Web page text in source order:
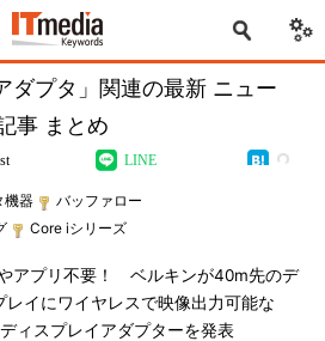
ダプタ」関連の最新 ニュー
事 まとめ
LINE
機器
バッファロー
Core iシリーズ
アプリ不要！ ベルキンが40m先のデ
レイにワイヤレスで映像出力可能な
ィスプレイアダプターを発表